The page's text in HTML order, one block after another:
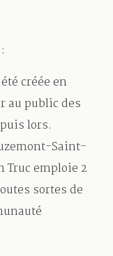
créée en
au public des
lors.
Saint-
Truc emploie 2
sortes de